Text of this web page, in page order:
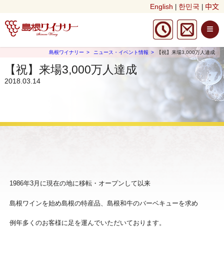
English 한민국 中文
≡
島根ワイナリー ニュース・イベント情報 【祝】来場3,000万人達成
【祝】来場3,000万人達成
2018.03.14
1986年3月に現在の地に移転・オープンして以来
島根ワインを始め島根の特産品、島根和牛のバーベキューを求め
例年多くのお客様に足を運んでいただいております。